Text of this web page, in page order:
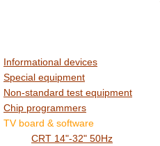
Informational devices
Special equipment
Non-standard test equipment
Chip programmers
TV board & software
CRT 14"-32" 50Hz